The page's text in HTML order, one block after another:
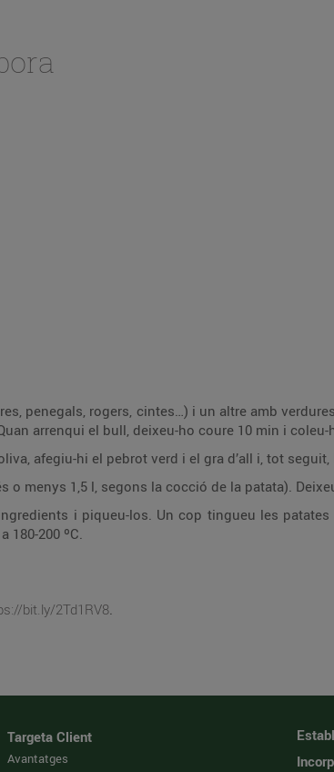
penegals, rogers, cintes…) i un altre amb
arrenqui el bull, deixeu-ho coure 10 min i coleu-
afegiu-hi el pebrot verd i el gra d’all i, tot
o menys 1,5 l, segons la cocció de la patata).
i piqueu-los. Un cop tingueu les
180-200 ºC.
bit.ly/2Td1RV8.
Targeta Client
Avantatges